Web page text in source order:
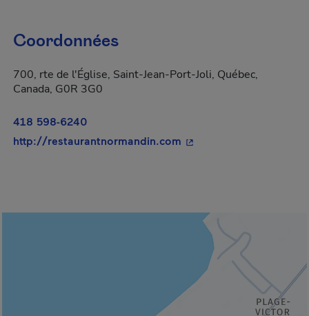
Coordonnées
700, rte de l'Église, Saint-Jean-Port-Joli, Québec,
Canada, G0R 3G0
418 598-6240
http://restaurantnormandin.com - Cet hyperlien